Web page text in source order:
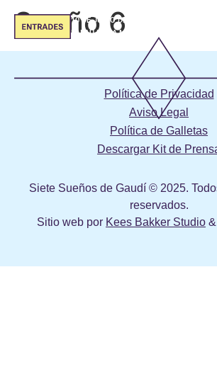
10 DE JUNIO DE 2026 | 20:00
PALAU DE LA MÚSICA
Sueño 6
Política de Privacidad
Aviso Legal
Política de Galletas
Descargar Kit de
Siete Sueños de Gaudí © 2025.
reservados.
Sitio web por Kees Bakker Studio &